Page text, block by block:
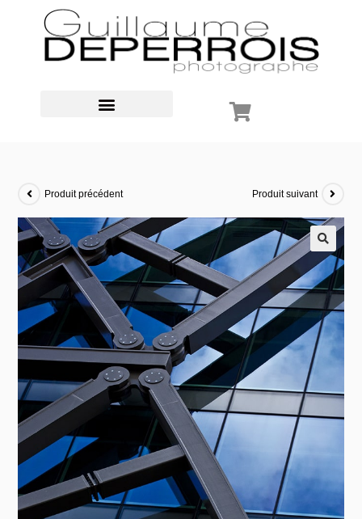
Produit précédent Produit suivant